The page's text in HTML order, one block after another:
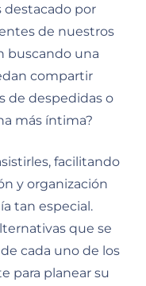
destacado por
de nuestros
buscando una
compartir
de despedidas o
más íntima?
facilitando
y organización
tan especial.
que se
cada uno de los
para planear su